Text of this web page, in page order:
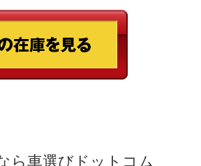
ら車選びドットコム